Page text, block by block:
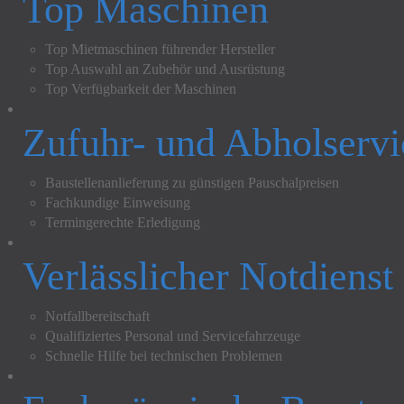
Top Maschinen
Top Mietmaschinen führender Hersteller
Top Auswahl an Zubehör und Ausrüstung
Top Verfügbarkeit der Maschinen
Zufuhr- und
Baustellenanlieferung zu günstigen Pauschalpreisen
Fachkundige Einweisung
Termingerechte Erledigung
Verlässlicher Notdienst
Notfallbereitschaft
Qualifiziertes Personal und Servicefahrzeuge
Schnelle Hilfe bei technischen Problemen